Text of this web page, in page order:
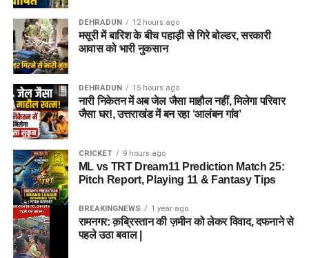
DEHRADUN 12 hours ago
मसूरी में बारिश के बीच पहाड़ी से गिरे बोल्डर, सरकारी
आवास को भारी नुकसान
DEHRADUN 15 hours ago
नारी निकेतन में अब जेल जैसा माहौल नहीं, मिलेगा परिवार
जैसा घर!, उत्तराखंड में बन रहा ‘आलंबन गांव’
CRICKET 9 hours ago
ML vs TRT Dream11 Prediction Match 25:
Pitch Report, Playing 11 & Fantasy Tips
BREAKINGNEWS 1 year ago
रामनगर: क़ब्रिस्तान की ज़मीन को लेकर विवाद, दफनाने से
पहले उठा बवाल |